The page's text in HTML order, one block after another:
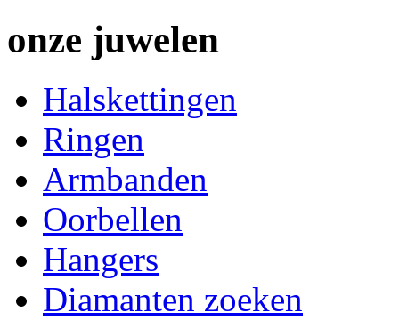
onze juwelen
Halskettingen
Ringen
Armbanden
Oorbellen
Hangers
Diamanten zoeken